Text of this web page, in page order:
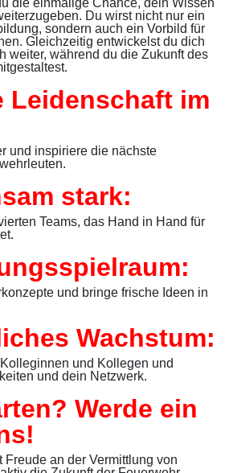
die einmalige Chance, dein Wissen
Du wirst nicht nur ein
sondern auch ein Vorbild für
Gleichzeitig entwickelst du dich
weiter, während du die Zukunft des
Leidenschaft im
und inspiriere die nächste
stark:
Teams, das Hand in Hand für
und bringe frische Ideen in
Wachstum:
und Kollegen und
und dein Netzwerk.
Werde ein
Freude an der Vermittlung von